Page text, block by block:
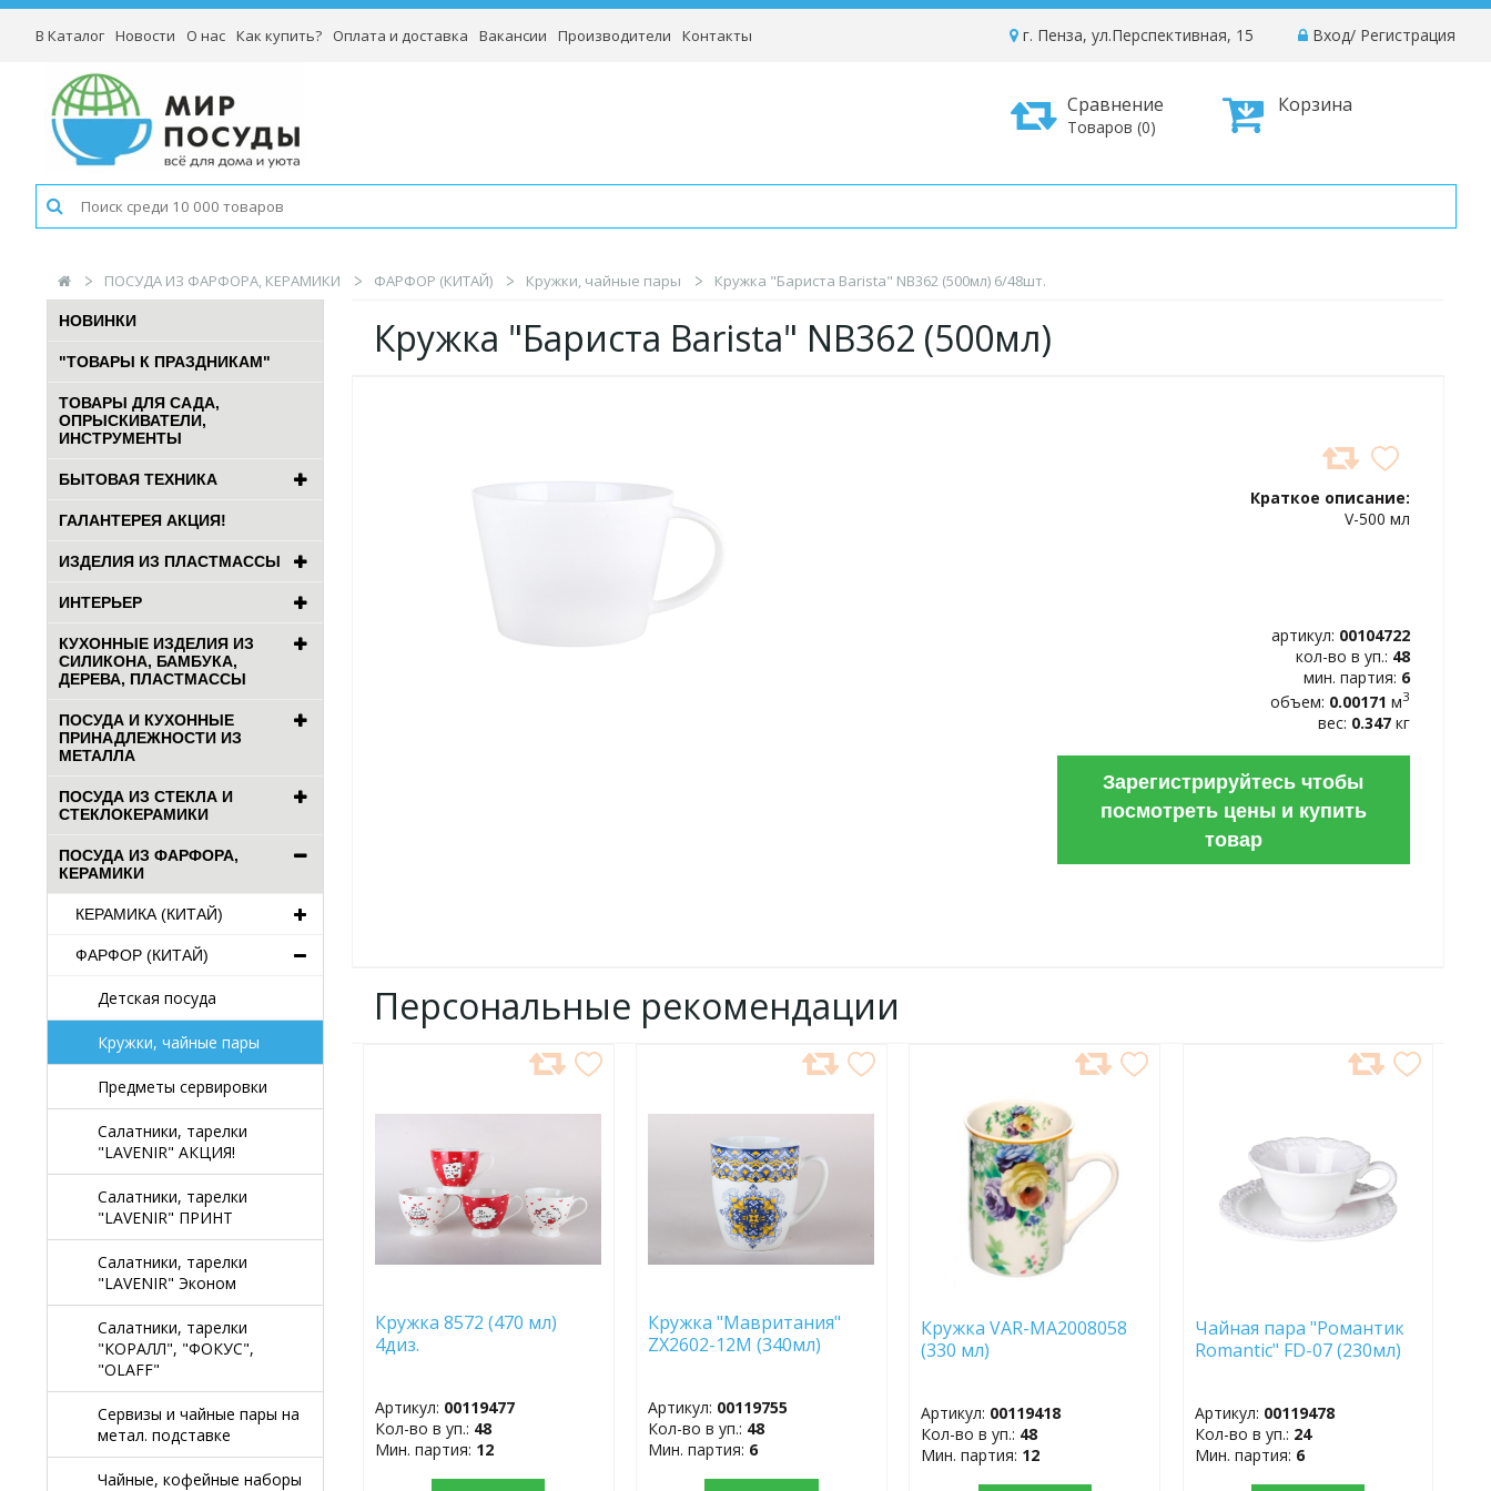
В Каталог Новости О нас Как купить? Оплата и доставка Вакансии Производители Контакты Вход/ Регистрация
г. Пенза, ул.Перспективная, 15
Корзина
Сравнение
Товаров (0)
ПОСУДА ИЗ ФАРФОРА, КЕРАМИКИ ФАРФОР (КИТАЙ) Кружки, чайные пары Кружка "Бариста Barista" NB362 (500мл) 6/48шт.
НОВИНКИ
"ТОВАРЫ К ПРАЗДНИКАМ"
ТОВАРЫ ДЛЯ САДА,
ОПРЫСКИВАТЕЛИ,
ИНСТРУМЕНТЫ
БЫТОВАЯ ТЕХНИКА
ГАЛАНТЕРЕЯ АКЦИЯ!
ИЗДЕЛИЯ ИЗ ПЛАСТМАССЫ
ИНТЕРЬЕР
КУХОННЫЕ ИЗДЕЛИЯ ИЗ
СИЛИКОНА, БАМБУКА,
ДЕРЕВА, ПЛАСТМАССЫ
ПОСУДА И КУХОННЫЕ
ПРИНАДЛЕЖНОСТИ ИЗ
МЕТАЛЛА
ПОСУДА ИЗ СТЕКЛА И
СТЕКЛОКЕРАМИКИ
ПОСУДА ИЗ ФАРФОРА,
КЕРАМИКИ
КЕРАМИКА (КИТАЙ)
ФАРФОР (КИТАЙ)
Детская посуда
Кружки, чайные пары
Предметы сервировки
Салатники, тарелки
"LAVENIR" АКЦИЯ!
Салатники, тарелки
"LAVENIR" ПРИНТ
Салатники, тарелки
"LAVENIR" Эконом
Салатники, тарелки
"КОРАЛЛ", "ФОКУС",
"OLAFF"
Сервизы и чайные пары на
метал. подставке
Чайные, кофейные наборы
Кружка "Бариста Barista" NB362 (500мл)
Краткое описание:
V-500 мл
артикул: 00104722
кол-во в уп.: 48
мин. партия: 6
объем: 0.00171 м3
вес: 0.347 кг
Зарегистрируйтесь чтобы
посмотреть цены и купить
товар
Персональные рекомендации
ИЗБРАННОЕ
Кружка 8572 (470 мл)
4диз.
Артикул: 00119477
Кол-во в уп.: 48
Мин. партия: 12
ИЗБРАННОЕ
Кружка "Мавритания"
ZX2602-12M (340мл)
Артикул: 00119755
Кол-во в уп.: 48
Мин. партия: 6
ИЗБРАННОЕ
Кружка VAR-MA2008058
(330 мл)
Артикул: 00119418
Кол-во в уп.: 48
Мин. партия: 12
Чайная пара "Романтик
Romantic" FD-07 (230мл)
Артикул: 00119478
Кол-во в уп.: 24
Мин. партия: 6